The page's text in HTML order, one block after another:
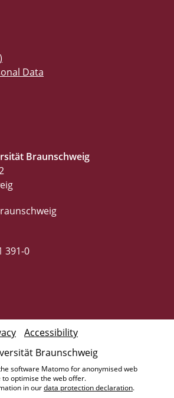
Data
Braunschweig
391-0
Braunschweig
Accessibility
software Matomo for anonymised web
to optimise the web offer.
in ourdata protection declaration.